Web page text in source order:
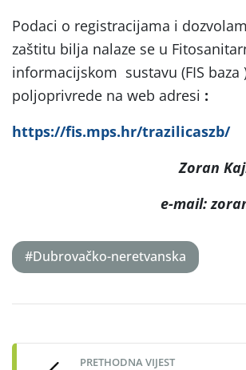
Podaci o registracijama i
zaštitu bilja nalaze se u
informacijskom sustavu (FIS
poljoprivrede na web adresi :
https://fis.mps.hr/trazilicaszb/
Zoran
e-mail:
#Dubrovačko-neretvanska
navigation
PRETHODNA VIJEST